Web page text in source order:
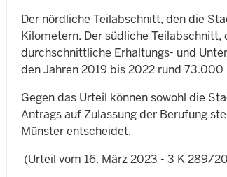
Der nördliche Teilabschnitt, den die
Kilometern. Der südliche Teilabschnitt,
durchschnittliche Erhaltungs- und
den Jahren 2019 bis 2022 rund 73.000
Gegen das Urteil können sowohl die
Antrags auf Zulassung der Berufung
Münster entscheidet.
(Urteil vom 16. März 2023 - 3 K 289/